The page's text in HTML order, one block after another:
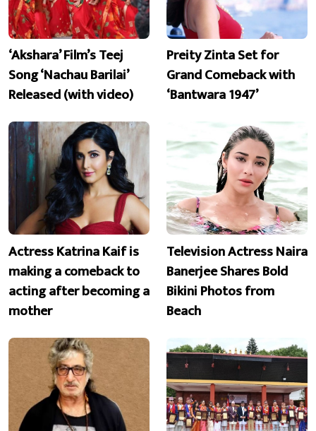
‘Akshara’ Film’s Teej
Song ‘Nachau Barilai’
Released (with video)
Preity Zinta Set for
Grand Comeback with
‘Bantwara 1947’
Actress Katrina Kaif is
making a comeback to
acting after becoming a
mother
Television Actress Naira
Banerjee Shares Bold
Bikini Photos from
Beach